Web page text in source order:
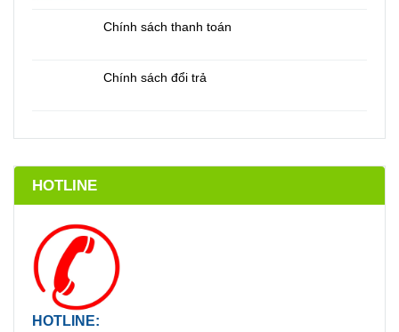
Chính sách thanh toán
Chính sách đổi trả
HOTLINE
HOTLINE: